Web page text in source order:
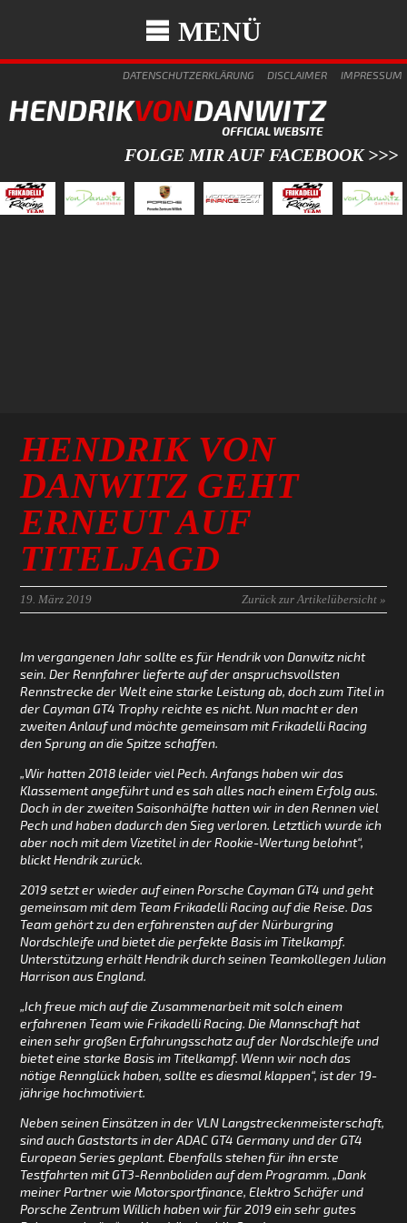
MENÜ
FOLGE MIR AUF FACEBOOK >>>
DATENSCHUTZERKLÄRUNG DISCLAIMER IMPRESSUM
HENDRIK VON
DANWITZ GEHT
ERNEUT AUF
TITELJAGD
19. März 2019 Zurück zur Artikelübersicht »
Im vergangenen Jahr sollte es für Hendrik von Danwitz nicht
sein. Der Rennfahrer lieferte auf der anspruchsvollsten
Rennstrecke der Welt eine starke Leistung ab, doch zum Titel in
der Cayman GT4 Trophy reichte es nicht. Nun macht er den
zweiten Anlauf und möchte gemeinsam mit Frikadelli Racing
den Sprung an die Spitze schaffen.
„Wir hatten 2018 leider viel Pech. Anfangs haben wir das
Klassement angeführt und es sah alles nach einem Erfolg aus.
Doch in der zweiten Saisonhälfte hatten wir in den Rennen viel
Pech und haben dadurch den Sieg verloren. Letztlich wurde ich
aber noch mit dem Vizetitel in der Rookie-Wertung belohnt“,
blickt Hendrik zurück.
2019 setzt er wieder auf einen Porsche Cayman GT4 und geht
gemeinsam mit dem Team Frikadelli Racing auf die Reise. Das
Team gehört zu den erfahrensten auf der Nürburgring
Nordschleife und bietet die perfekte Basis im Titelkampf.
Unterstützung erhält Hendrik durch seinen Teamkollegen Julian
Harrison aus England.
„Ich freue mich auf die Zusammenarbeit mit solch einem
erfahrenen Team wie Frikadelli Racing. Die Mannschaft hat
einen sehr großen Erfahrungsschatz auf der Nordschleife und
bietet eine starke Basis im Titelkampf. Wenn wir noch das
nötige Rennglück haben, sollte es diesmal klappen“, ist der 19-
jährige hochmotiviert.
Neben seinen Einsätzen in der VLN Langstreckenmeisterschaft,
sind auch Gaststarts in der ADAC GT4 Germany und der GT4
European Series geplant. Ebenfalls stehen für ihn erste
Testfahrten mit GT3-Rennboliden auf dem Programm. „Dank
meiner Partner wie Motorsportfinance, Elektro Schäfer und
Porsche Zentrum Willich haben wir für 2019 ein sehr gutes